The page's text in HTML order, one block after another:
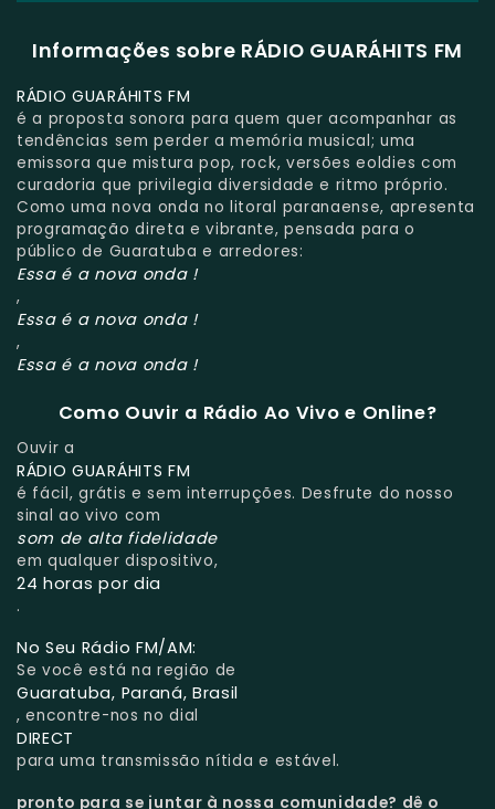
Informações sobre RÁDIO GUARÁHITS FM
RÁDIO GUARÁHITS FM
é a proposta sonora para quem quer acompanhar as
tendências sem perder a memória musical; uma
emissora que mistura pop, rock, versões eoldies com
curadoria que privilegia diversidade e ritmo próprio.
Como uma nova onda no litoral paranaense, apresenta
programação direta e vibrante, pensada para o
público de Guaratuba e arredores:
Essa é a nova onda !
,
Essa é a nova onda !
,
Essa é a nova onda !
Como Ouvir a Rádio Ao Vivo e Online?
Ouvir a
RÁDIO GUARÁHITS FM
é fácil, grátis e sem interrupções. Desfrute do nosso
sinal ao vivo com
som de alta fidelidade
em qualquer dispositivo,
24 horas por dia
.
No Seu Rádio FM/AM:
Se você está na região de
Guaratuba, Paraná, Brasil
, encontre-nos no dial
DIRECT
para uma transmissão nítida e estável.
pronto para se juntar à nossa comunidade? dê o